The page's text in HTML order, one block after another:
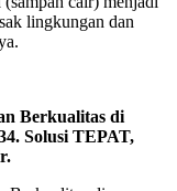
lingkungan dan
Berkualitas di
Solusi TEPAT,